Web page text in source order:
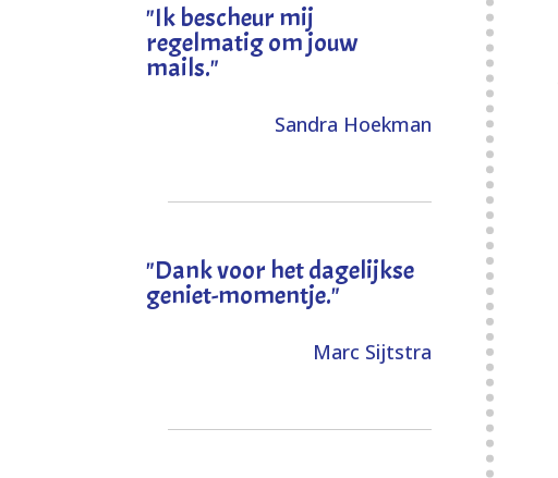
"Ik bescheur mij
regelmatig om jouw
mails."
Sandra Hoekman
"Dank voor het dagelijkse
geniet-momentje."
Marc Sijtstra